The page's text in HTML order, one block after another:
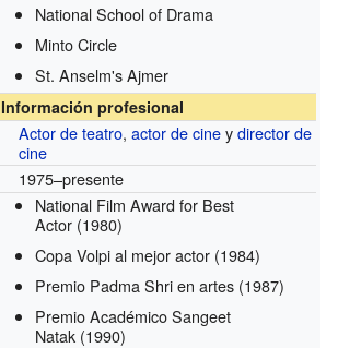
National School of Drama
Minto Circle
St. Anselm's Ajmer
Información profesional
Actor de teatro,actor de cineydirector de
cine
1975–presente
National Film Award for Best
Actor (1980)
Copa Volpi al mejor actor (1984)
Premio Padma Shri en artes (1987)
Premio Académico Sangeet
Natak (1990)